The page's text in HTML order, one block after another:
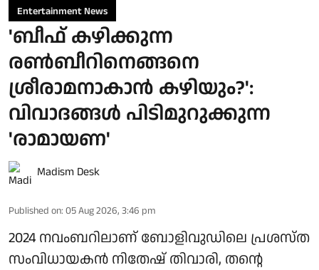
Entertainment News
'ബീഫ് കഴിക്കുന്ന
രൺബീറിനെങ്ങനെ
ശ്രീരാമനാകാൻ കഴിയും?':
വിവാദങ്ങൾ പിടിമുറുക്കുന്ന
'രാമായണ'
Madism Desk
Published on: 05 Aug 2026, 3:46 pm
2024 നവംബറിലാണ് ബോളിവുഡിലെ പ്രശസ്ത
സംവിധായകൻ നിതേഷ് തിവാരി, തന്റെ